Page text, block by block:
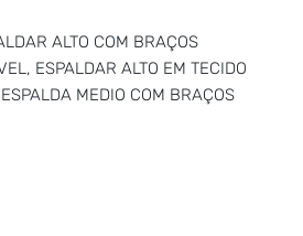
ALTO COM BRAÇOS
ESPALDAR ALTO EM TECIDO
MEDIO COM BRAÇOS